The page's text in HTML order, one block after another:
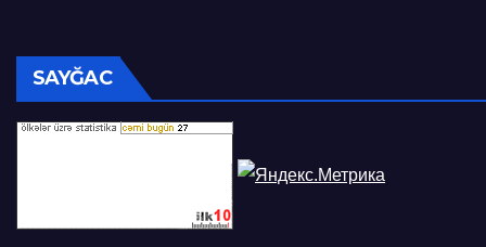
SAYĞAC